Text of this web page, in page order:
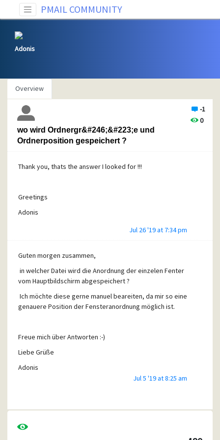
PMAIL COMMUNITY
Adonis
Overview
-1
0
wo wird Ordnergr&#246;&#223;e und
Ordnerposition gespeichert ?
Thank you, thats the answer I looked for !!!
Greetings
Adonis
Jul 26 '19 at 7:34 pm
Guten morgen zusammen,
in welcher Datei wird die Anordnung der einzelen Fenter
vom Hauptbildschirm abgespeichert ?
Ich möchte diese gerne manuel beareiten, da mir so eine
genauere Position der Fensteranordnung möglich ist.
Freue mich über Antworten :-)
Liebe Grüße
Adonis
nutze Pegausmail schon seit üner 10 Jahren :-)Jul 5 '19 at 8:25 am